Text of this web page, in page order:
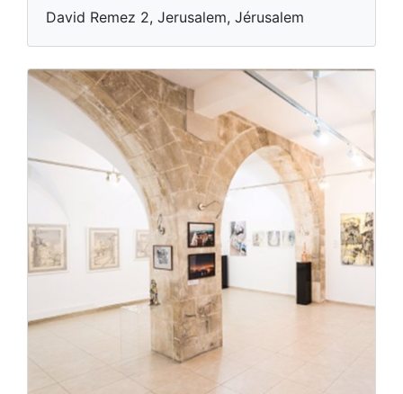
David Remez 2, Jerusalem, Jérusalem